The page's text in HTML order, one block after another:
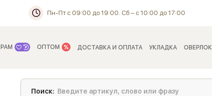
Пн-Пт с 09:00 до 19:00. Сб – с 10:00 до 17:00
ОПТОМ ДОСТАВКА И ОПЛАТА УКЛАДКА ОВЕРЛОК